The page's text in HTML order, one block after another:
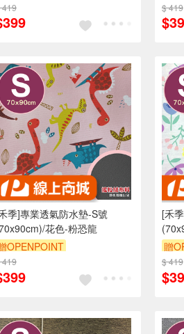
訂單滿 2000 元折抵 100元
（運費不算在 2000 元的範圍
419
（
$ 419
季]專業透氣防水墊-S號
花色-粉恐龍
OPENPOINT
訂單滿 2000 元折抵 100元
（運費不算在 2000 元的範圍
419
[禾
贈
（
$ 419